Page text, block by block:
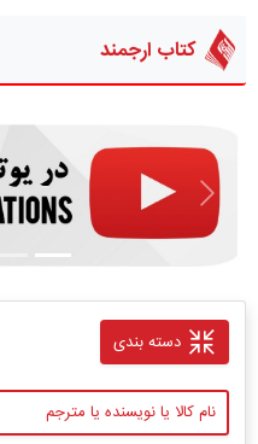
کتاب ارجمند
قبلی
دسته بندی